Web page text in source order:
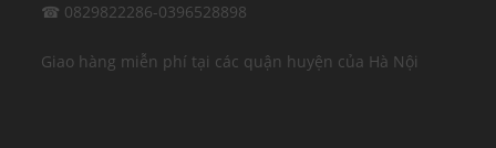
☎ 0829822286-0396528898
Giao hàng miễn phí tại các quận huyện của Hà Nội